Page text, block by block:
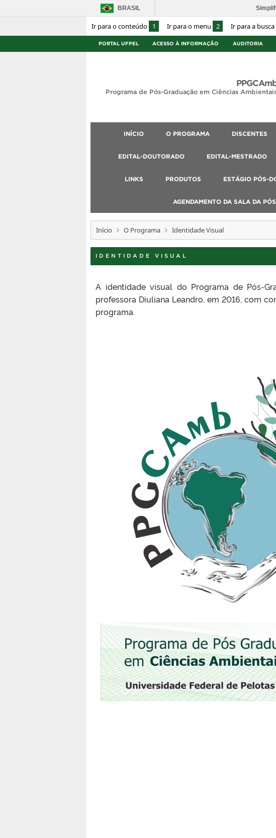
Ir para o conteúdo 1 Ir para o menu 2 Ir para a busca
BRASIL
PORTAL UFPEL ACESSO À INFORMAÇÃO AUDITORIA
Programa de Pós-Graduação em Ciências
INÍCIO O PROGRAMA DISCENTES
EDITAL-DOUTORADO EDITAL-MESTRADO
LINKS PRODUTOS ESTÁGIO PÓS-
AGENDAMENTO DA SALA DA
Início O Programa Identidade Visual
IDENTIDADE VISUAL
A identidade visual do Programa de Pós-
professora Diuliana Leandro, em 2016, com
programa.